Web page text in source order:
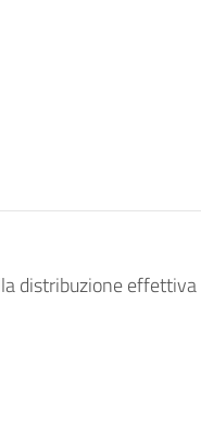
distribuzione